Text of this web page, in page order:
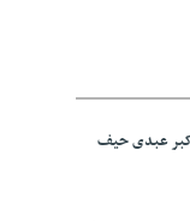
عبدی حیف